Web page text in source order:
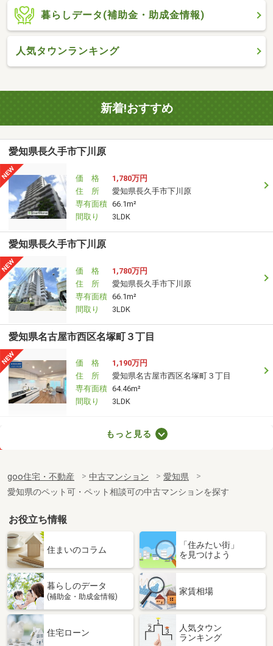
暮らしデータ(補助金・助成金情報)
人気タウンランキング
新着!おすすめ
愛知県長久手市下川原
価 格
1,780万円
住 所
愛知県長久手市下川原
専有面積 66.1m²
間取り
3LDK
愛知県長久手市下川原
価 格
1,780万円
住 所
愛知県長久手市下川原
専有面積 66.1m²
間取り
3LDK
愛知県名古屋市西区名塚町３丁目
価 格
1,190万円
住 所
愛知県名古屋市西区名塚町３丁目
専有面積 64.46m²
間取り
3LDK
愛知県名古屋市名東区社台３丁目
専有面積 72.37m²
間取り
3LDK
愛知県名古屋市千種区光が丘１
価 格
290万円
愛知県名古屋市千種区光が丘１
専有面積 20.01m²
間取り
愛知県名古屋市千種区穂波町３
4,680万円
もっと見る
goo住宅・不動産 中古マンション
愛知県
愛知県のペット可・ペット相談可の中古マンションを探す
お役立ち情報
住まいのコラム
「住みたい街」
を見つけよう
暮らしのデータ
(補助金・助成金情報)
家賃相場
住宅ローン
人気タウン
ランキング